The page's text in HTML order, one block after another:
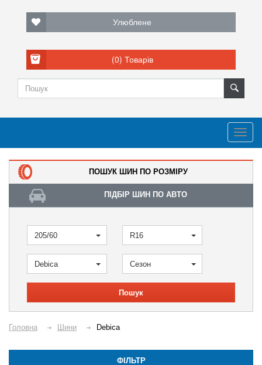
Улюблене
(0) Товарів
ПОШУК ШИН ПО РОЗМІРУ
ПІДБІР ШИН ПО АВТО
205/60 R16
Debica Сезон
Пошук
Головна Шини Debica
ФІЛЬТР